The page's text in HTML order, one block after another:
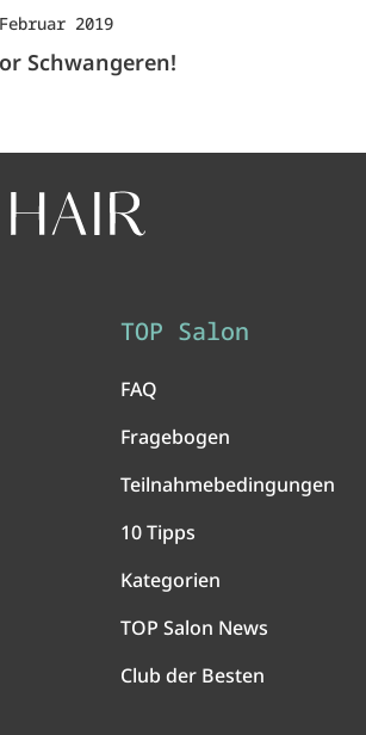
2019
Schwangeren!
TOP Salon
FAQ
Fragebogen
Teilnahmebedingungen
10 Tipps
Kategorien
TOP Salon News
Club der Besten